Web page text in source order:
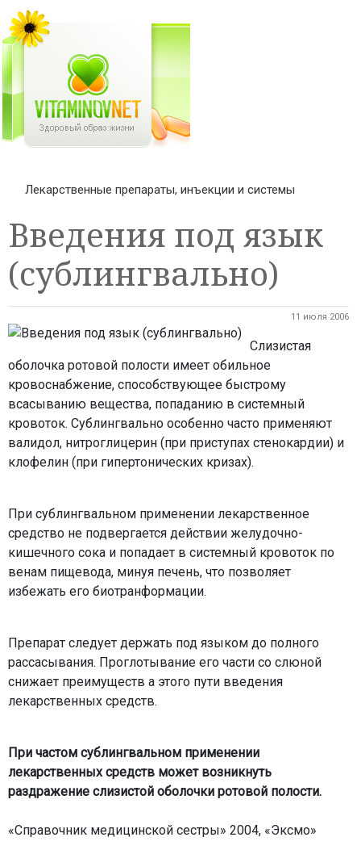
Лекарственные препараты, инъекции и системы
Введения под язык
(сублингвально)
11 июля 2006
Слизистая
оболочка ротовой полости имеет обильное
кровоснабжение, способствующее быстрому
всасыванию вещества, попаданию в системный
кровоток. Сублингвально особенно часто применяют
валидол, нитроглицерин (при приступах стенокардии) и
клофелин (при гипертонических кризах).
При сублингвальном применении лекарственное
средство не подвергается действии желудочно-
кишечного сока и попадает в системный кровоток по
венам пищевода, минуя печень, что позволяет
избежать его биотранформации.
Препарат следует держать под языком до полного
рассасывания. Проглотывание его части со слюной
снижает преимуществ а этого пути введения
лекарственных средств.
При частом сублингвальном применении
лекарственных средств может возникнуть
раздражение слизистой оболочки ротовой полости.
«Справочник медицинской сестры» 2004, «Эксмо»